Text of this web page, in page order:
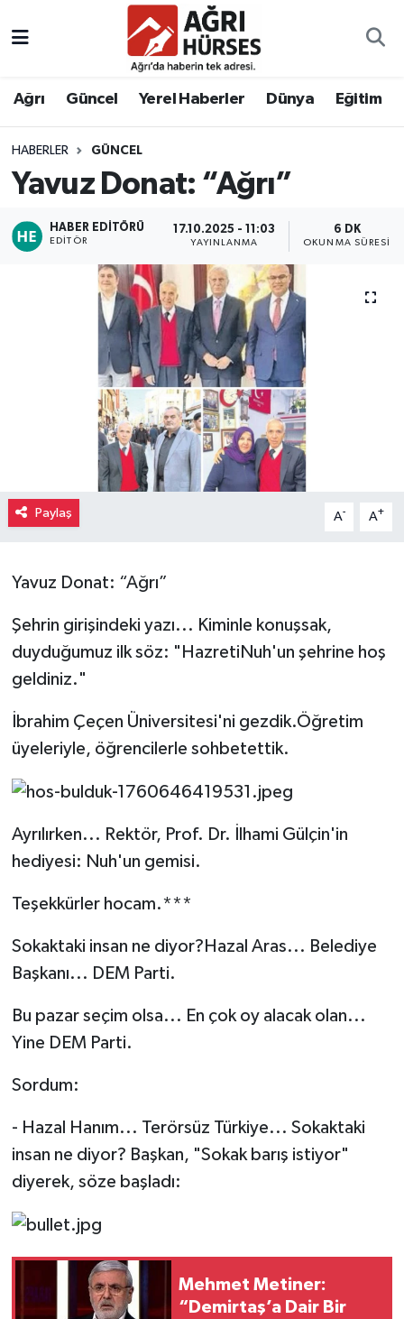
Ağrı Güncel Yerel Haberler Dünya Eğitim
HABERLER GÜNCEL
Yavuz Donat: “Ağrı”
HABER EDITÖRÜ
EDITÖR
17.10.2025 - 11:03
YAYINLANMA
6 DK
OKUNMA SÜRESI
Paylaş A- A+
Yavuz Donat: “Ağrı”
Şehrin girişindeki yazı... Kiminle konuşsak,
duyduğumuz ilk söz: "HazretiNuh'un şehrine hoş
geldiniz."
İbrahim Çeçen Üniversitesi'ni gezdik.Öğretim
üyeleriyle, öğrencilerle sohbetettik.
Ayrılırken... Rektör, Prof. Dr. İlhami Gülçin'in
hediyesi: Nuh'un gemisi.
Teşekkürler hocam.***
Sokaktaki insan ne diyor?Hazal Aras... Belediye
Başkanı... DEM Parti.
Bu pazar seçim olsa... En çok oy alacak olan...
Yine DEM Parti.
Sordum:
- Hazal Hanım... Terörsüz Türkiye... Sokaktaki
insan ne diyor? Başkan, "Sokak barış istiyor"
diyerek, söze başladı:
Mehmet Metiner:
“Demirtaş’a Dair Bir
Hava Durumu
Haber Arşivi